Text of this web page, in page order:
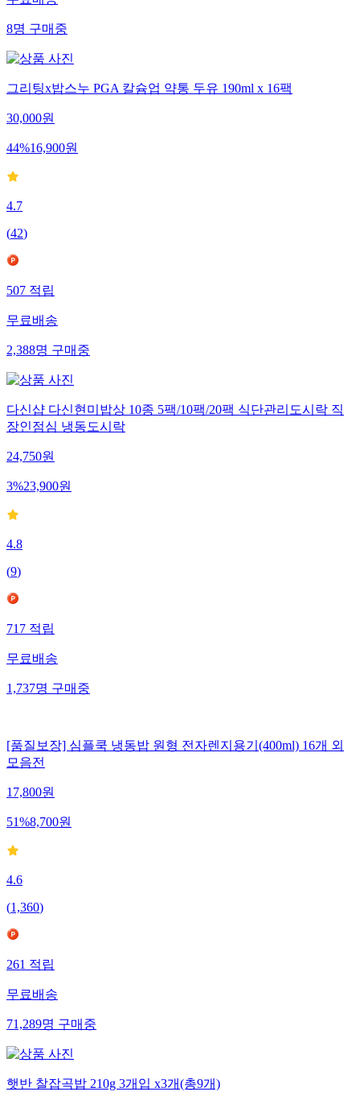
무료배송
8명구매중
그리팅x밥스누 PGA 칼슘업 약통 두유 190ml x 16팩
30,000원
44%16,900원
4.7
(42)
507적립
무료배송
2,388명구매중
다신샵 다신현미밥상 10종 5팩/10팩/20팩 식단관리도시락 직
장인점심 냉동도시락
24,750원
3%23,900원
4.8
(9)
717적립
무료배송
1,737명구매중
[품질보장] 심플쿡 냉동밥 원형 전자렌지용기(400ml) 16개 외
모음전
17,800원
51%8,700원
4.6
(1,360)
261적립
무료배송
71,289명구매중
햇반 찰잡곡밥 210g 3개입 x3개(총9개)